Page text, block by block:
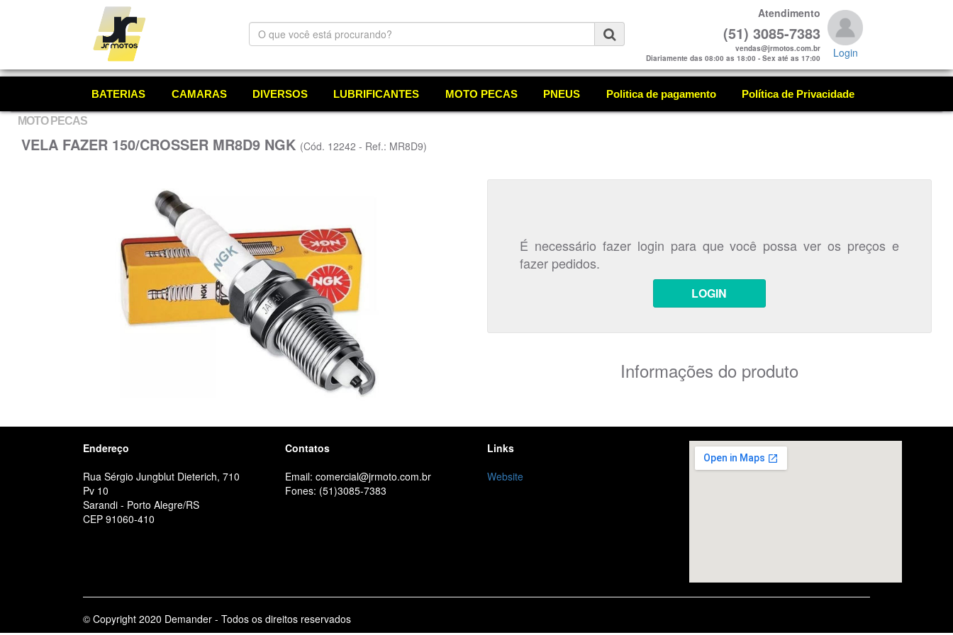
O
que
está
Atendimento
(51) 3085-7383
vendas@jrmotos.com.br
Diariamente das 08:00 as 18:00 - Sex até as 17:00
Login
BATERIAS CAMARAS DIVERSOS LUBRIFICANTES MOTO PECAS PNEUS Politica de pagamento Política de Privacidade
MOTO PECAS
VELA FAZER 150/CROSSER MR8D9 NGK (Cód. 12242 - Ref.: MR8D9)
É necessário fazer login para que você possa ver os preços e
fazer pedidos.
LOGIN
Informações do produto
Endereço
Rua Sérgio Jungblut Dieterich, 710
Pv 10
Sarandi - Porto Alegre/RS
CEP 91060-410
Contatos
Email: comercial@jrmoto.com.br
Fones: (51)3085-7383
Links
Website
© Copyright 2020 Demander - Todos os direitos reservados